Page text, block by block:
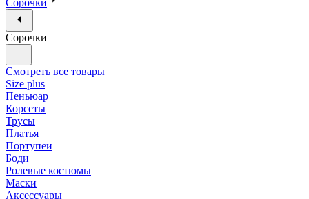
Сорочки
Сорочки
Смотреть все товары
Size plus
Пеньюар
Корсеты
Трусы
Платья
Портупеи
Боди
Ролевые костюмы
Маски
Аксессуары